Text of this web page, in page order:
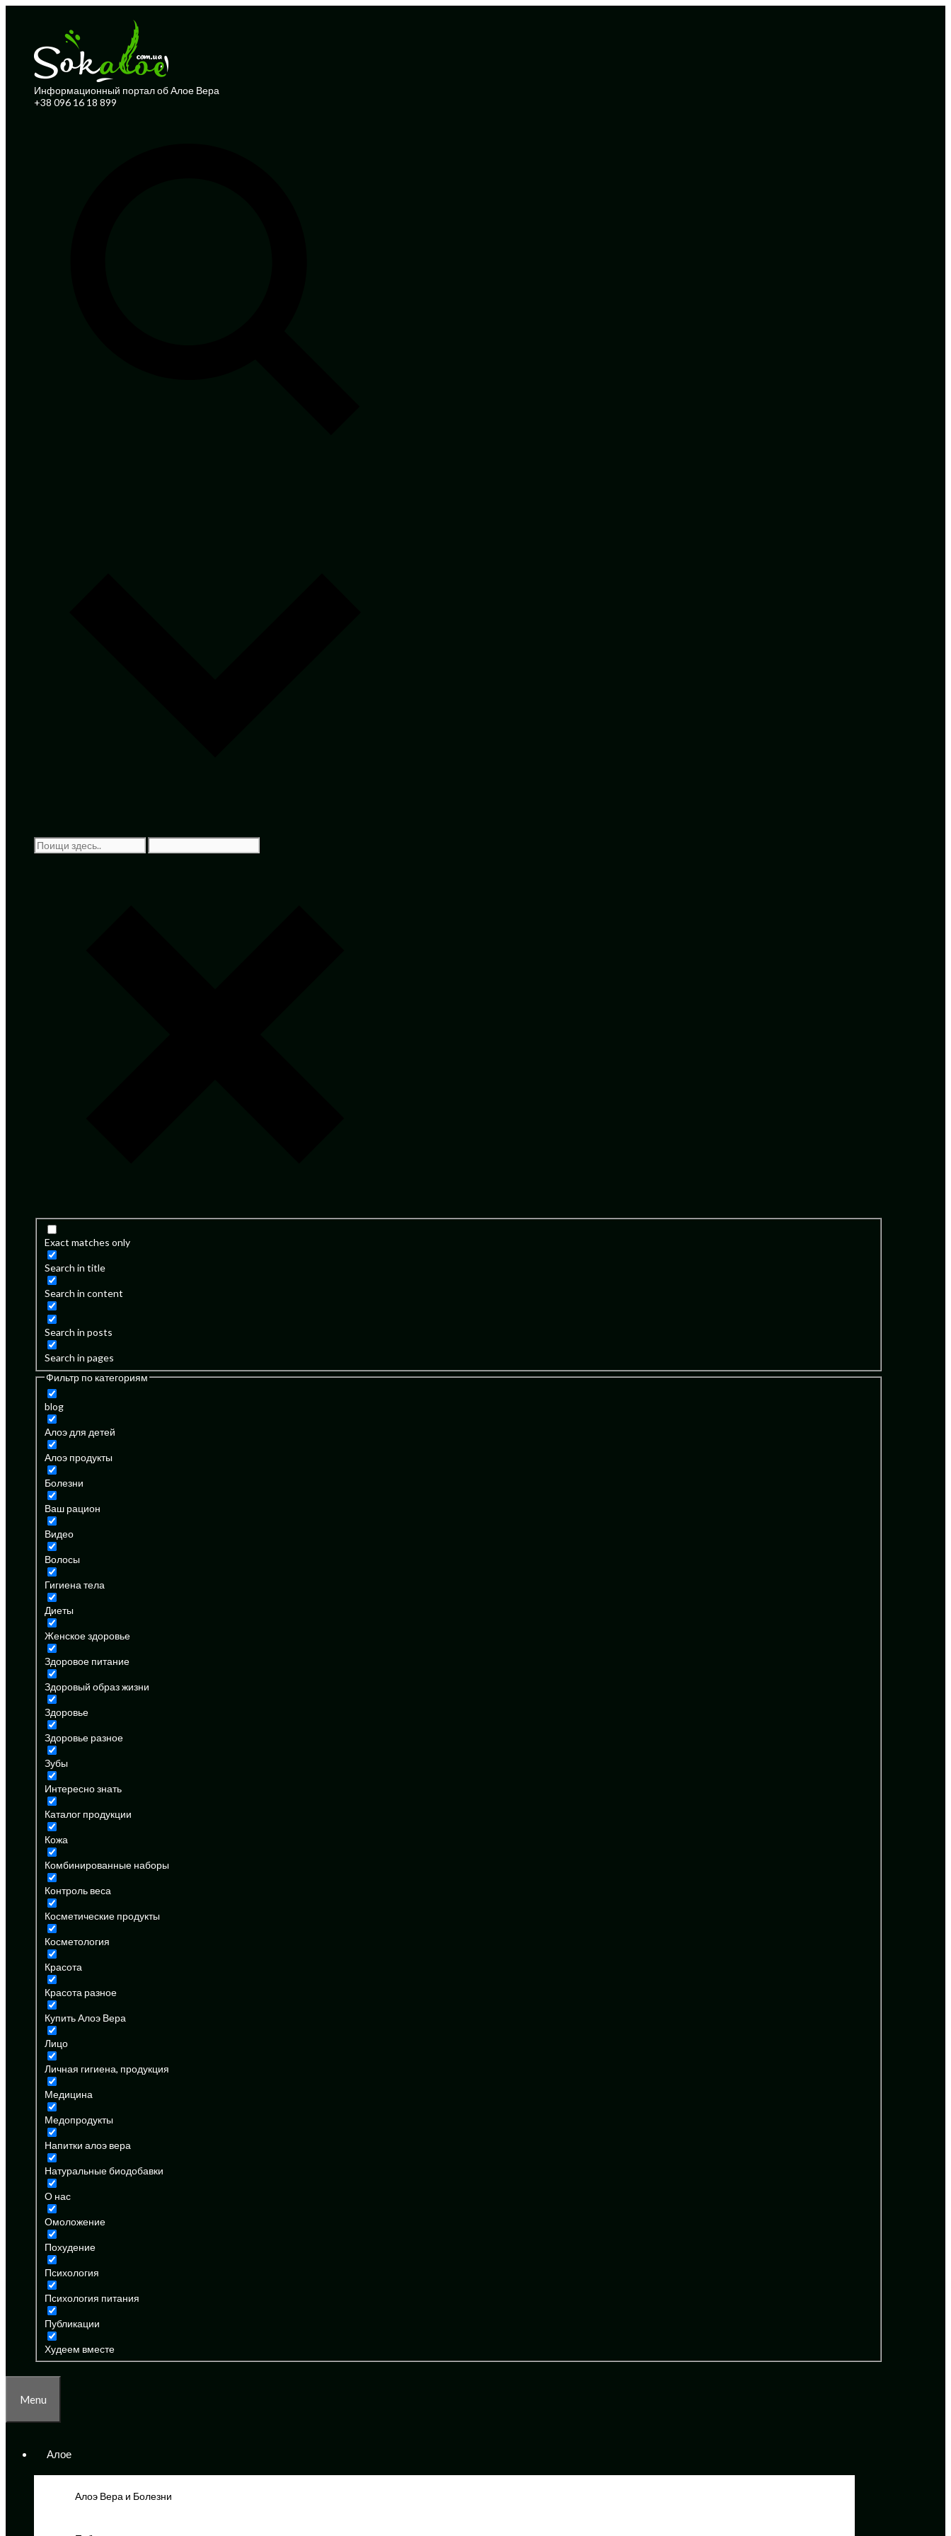
Информационный портал об Алое Вера
+38 096 16 18 899
Exact matches only
Search in title
Search in content
Search in posts
Search in pages
Фильтр по категориям
blog
Алоэ для детей
Алоэ продукты
Болезни
Ваш рацион
Видео
Волосы
Гигиена тела
Диеты
Женское здоровье
Здоровое питание
Здоровый образ жизни
Здоровье
Здоровье разное
Зубы
Интересно знать
Каталог продукции
Кожа
Комбинированные наборы
Контроль веса
Косметические продукты
Косметология
Красота
Красота разное
Купить Алоэ Вера
Лицо
Личная гигиена, продукция
Медицина
Медопродукты
Напитки алоэ вера
Натуральные биодобавки
О нас
Омоложение
Похудение
Психология
Психология питания
Публикации
Худеем вместе
Menu
Алое
Алоэ Вера и Болезни